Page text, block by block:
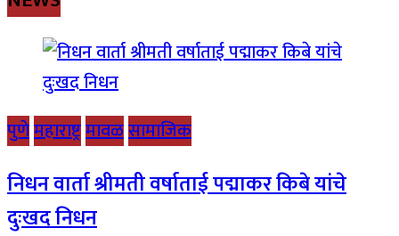
पुणेमहाराष्ट्रमावळसामाजिक
निधन वार्ता श्रीमती वर्षाताई पद्माकर किबे यांचे
दुःखद निधन